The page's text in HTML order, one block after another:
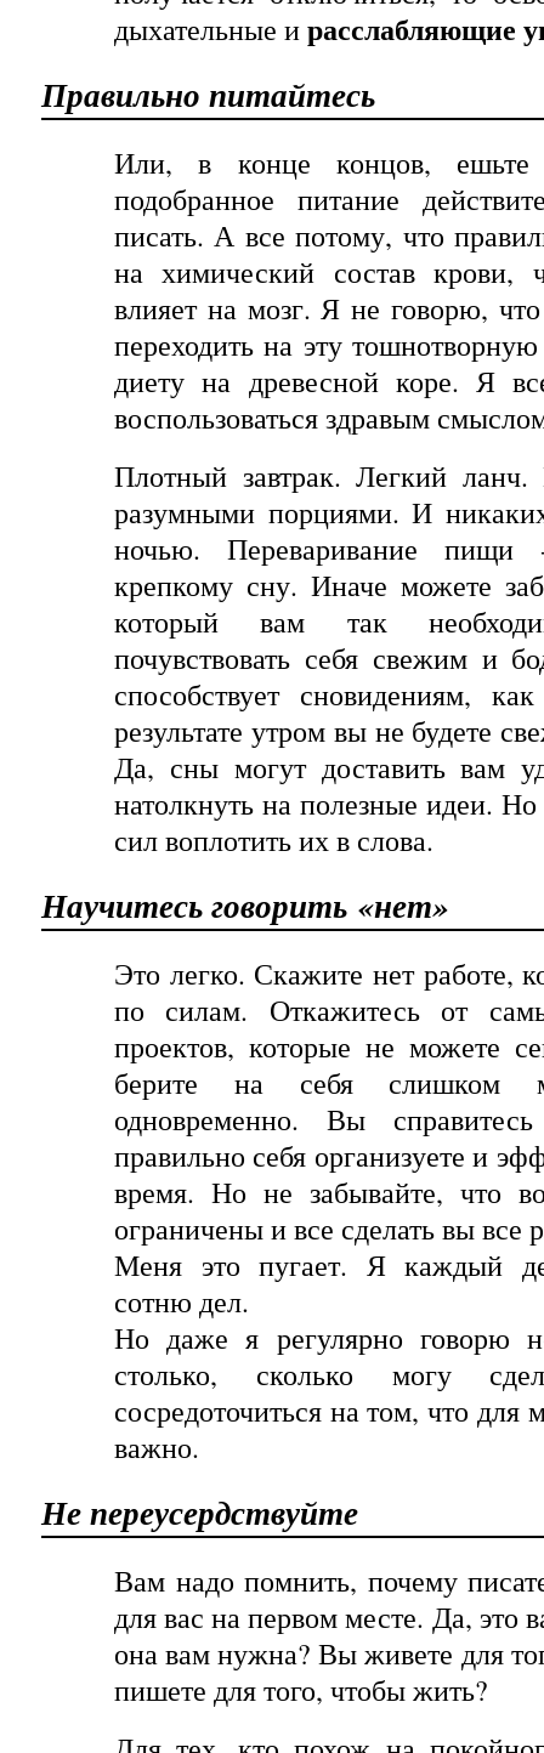
дыхательные ирасслабляющие
Правильно питайтесь
Или,в конце концов, ешьте
подобранное питание
писать. А все потому, что
на химический состав крови,
влияет на мозг. Я не говорю,
переходить на эту
диету на древесной коре. Я
воспользоваться здравым
Плотный завтрак. Легкий ланч.
разумными порциями. И
ночью. Переваривание
крепкому сну. Иначе можете
который вам так
почувствовать себя свежим и
способствует сновидениям,
результате утром вы не будете
Да, сны могут доставить вам
натолкнуть на полезные идеи.
сил воплотить их в слова.
Научитесьговорить «нет»
Это легко. Скажите нет работе,
по силам. Откажитесь от
проектов, которые не можете
берите
на себя слишком
одновременно. Вы
правильно себя организуете и
время. Но не забывайте, что
ограничены и все сделать вы все
Меня это пугает. Я каждый
сотню дел.
Но даже я регулярно говорю
столько, сколько могу
сосредоточиться на том, что для
важно.
Не переусердствуйте
Вам надо помнить, почему
для вас на первом месте. Да, это
она вам нужна? Вы живете для
пишете для того, чтобы жить?